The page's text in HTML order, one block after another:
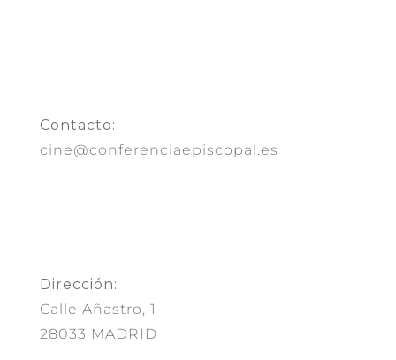
Contacto:
cine@conferenciaepiscopal.es
Dirección:
Calle Añastro, 1
28033 MADRID